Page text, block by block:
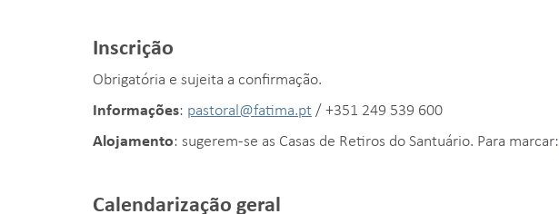
Inscrição
Obrigatória e sujeita a confirmação.
Informações: pastoral@fatima.pt/ +351 249 539 600
Alojamento: sugerem-se as Casas de Retiros do Santuário. Para marcar:
Calendarização geral